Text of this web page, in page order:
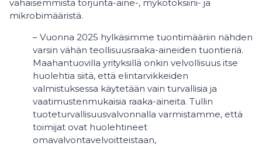
vähäisemmistä torjunta-aine-, mykotoksiini- ja
mikrobimääristä.
– Vuonna 2025 hylkäsimme tuontimääriin nähden
varsin vähän teollisuusraaka-aineiden tuontieriä.
Maahantuovilla yrityksillä onkin velvollisuus itse
huolehtia siitä, että elintarvikkeiden
valmistuksessa käytetään vain turvallisia ja
vaatimustenmukaisia raaka-aineita. Tullin
tuoteturvallisuusvalvonnalla varmistamme, että
toimijat ovat huolehtineet
omavalvontavelvoitteistaan,